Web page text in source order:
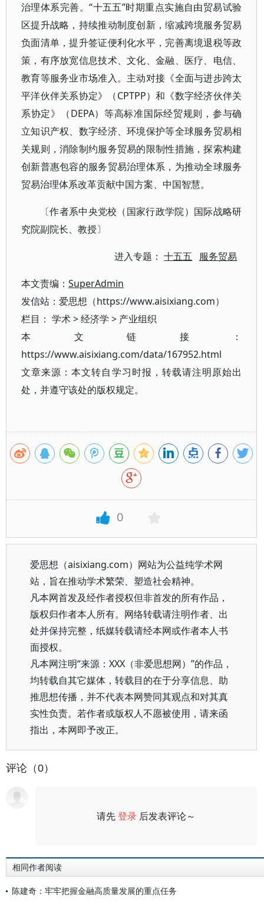
治理体系完善。“十五五”时期重点实施自由贸易试验
区提升战略，持续推动制度创新，缩减跨境服务贸易
负面清单，提升签证便利化水平，完善离境退税等政
策，有序放宽信息技术、文化、金融、医疗、电信、
教育等服务业市场准入。主动对接《全面与进步跨太
平洋伙伴关系协定》（CPTPP）和《数字经济伙伴关
系协定》（DEPA）等高标准国际经贸规则，参与确
立知识产权、数字经济、环境保护等全球服务贸易相
关规则，消除制约服务贸易的限制性措施，探索构建
创新普惠包容的服务贸易治理体系，为推动全球服务
贸易治理体系改革贡献中国方案、中国智慧。
〔作者系中央党校（国家行政学院）国际战略研
究院副院长、教授〕
进入专题：十五五 服务贸易
本文责编： SuperAdmin
发信站：爱思想（https://www.aisixiang.com）
栏目： 学术>经济学 > 产业组织
本文链接：
https://www.aisixiang.com/data/167952.html
文章来源：本文转自学习时报，转载请注明原始出
处，并遵守该处的版权规定。
0
爱思想（aisixiang.com）网站为公益纯学术网
站，旨在推动学术繁荣、塑造社会精神。
凡本网首发及经作者授权但非首发的所有作品，
版权归作者本人所有。网络转载请注明作者、出
处并保持完整，纸媒转载请经本网或作者本人书
面授权。
凡本网注明“来源：XXX（非爱思想网）”的作品，
均转载自其它媒体，转载目的在于分享信息、助
推思想传播，并不代表本网赞同其观点和对其真
实性负责。若作者或版权人不愿被使用，请来函
指出，本网即予改正。
评论（0）
请先登录 后发表评论～
相同作者阅读
陈建奇：牢牢把握金融高质量发展的重点任务